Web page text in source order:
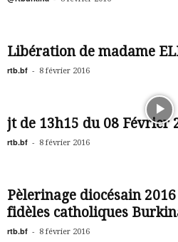
Libération de madame
rtb.bf - 8 février 2016
jt de 13h15 du 08 Février
rtb.bf - 8 février 2016
Pèlerinage diocésain
fidèles catholiques
rtb.bf - 8 février 2016